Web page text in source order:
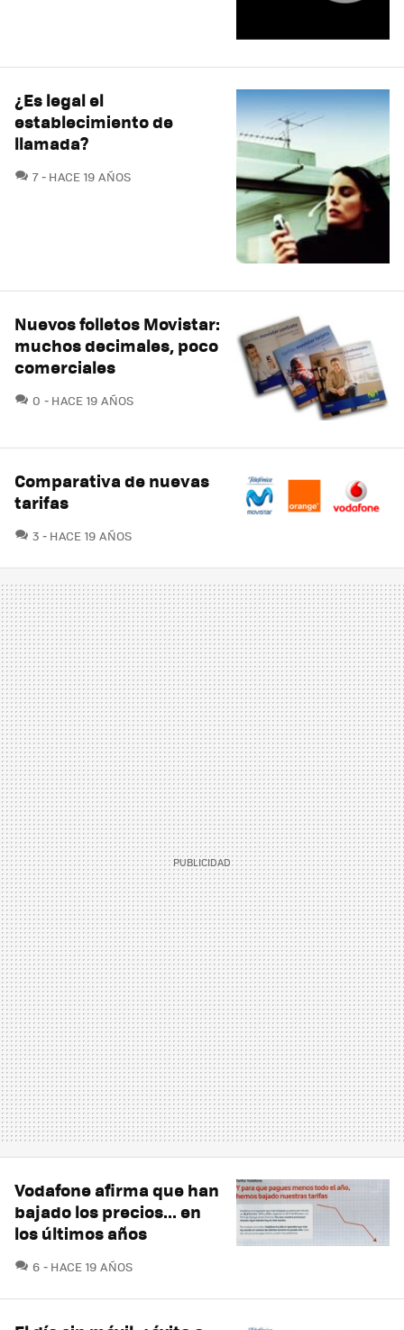
¿Es legal el
establecimiento de
llamada?
7COMENTARIOS
HACE 19 AÑOS
Nuevos folletos Movistar:
muchos decimales, poco
comerciales
0 COMENTARIOS
HACE 19 AÑOS
Comparativa de nuevas
tarifas
3 COMENTARIOS
HACE 19 AÑOS
Vodafone afirma que han
bajado los precios... en
los últimos años
6 COMENTARIOS
HACE 19 AÑOS